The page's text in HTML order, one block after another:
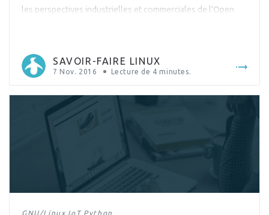
les perspectives industrielles et commerciales de l’Open
l’organisation de cet événement en définissant notamment
le programme de […]
SAVOIR-FAIRE LINUX
7 Nov. 2016 Lecture de 4 minutes.
GNU/Linux IoT Python